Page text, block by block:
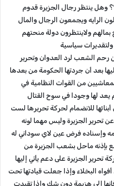
وهل ينتظر رجال الجزيرة قدوم
الرايه ويجمعون الرجال والمال
ولاينتظرون دولة منحتهم
سياسية
رحم الشعب لرد العدوان وتحرير
بعد أن جردتها الحكومة من بعدها
من القوات النظامية في
لها وجودا في سوح القتال
للانضمام لحركة تحريرها لست
تحرير الجزيرة وليس مهما لونه
وإسناده فرض عين لاي سوداني له
بإذنه ماحل بشعب الجزيرة من
الجزيرة على دعم يأتي إليها
البخلاء وإذا جعلت قيادتها تحت
إلى هزيمة دون شك وإذا تقيدت